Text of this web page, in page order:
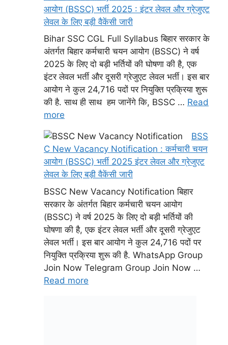
आयोग (BSSC) भर्ती 2025 : इंटर लेवल और ग्रेजुएट
लेवल के लिए बड़ी वैकेंसी जारी
Bihar SSC CGL Full Syllabus बिहार सरकार के
अंतर्गत बिहार कर्मचारी चयन आयोग (BSSC) ने वर्ष
2025 के लिए दो बड़ी भर्तियों की घोषणा की है, एक
इंटर लेवल भर्ती और दूसरी ग्रेजुएट लेवल भर्ती। इस बार
आयोग ने कुल 24,716 पदों पर नियुक्ति प्रक्रिया शुरू
की है. साथ ही साथ हम जानेंगे कि, BSSC … Read
more
BSS
C New Vacancy Notification : कर्मचारी चयन
आयोग (BSSC) भर्ती 2025 इंटर लेवल और ग्रेजुएट
लेवल के लिए बड़ी वैकेंसी जारी
BSSC New Vacancy Notification बिहार
सरकार के अंतर्गत बिहार कर्मचारी चयन आयोग
(BSSC) ने वर्ष 2025 के लिए दो बड़ी भर्तियों की
घोषणा की है, एक इंटर लेवल भर्ती और दूसरी ग्रेजुएट
लेवल भर्ती। इस बार आयोग ने कुल 24,716 पदों पर
नियुक्ति प्रक्रिया शुरू की है. WhatsApp Group
Join Now Telegram Group Join Now …
Read more